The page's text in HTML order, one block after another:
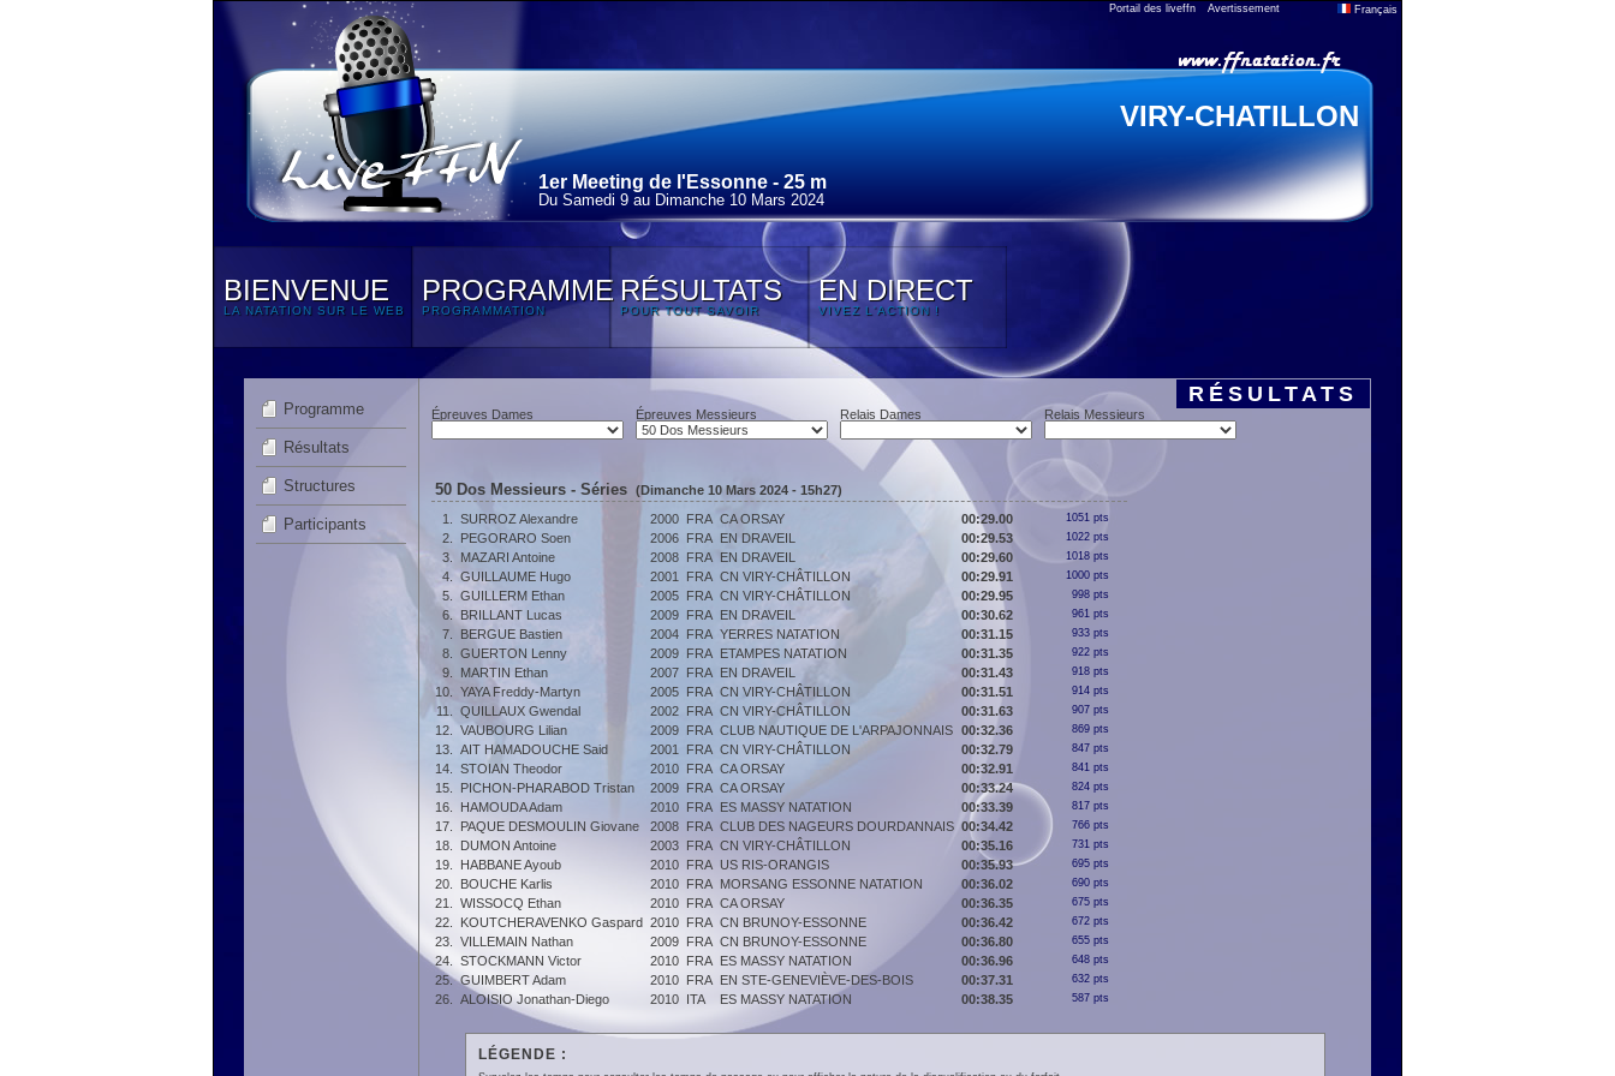
Portail des liveffn Avertissement Français
VIRY-CHATILLON
1er Meeting de l'Essonne - 25 m
Du Samedi 9 au Dimanche 10 Mars 2024
BIENVENUE
LA NATATION SUR LE WEB
PROGRAMME
PROGRAMMATION
RÉSULTATS
POUR TOUT SAVOIR
EN DIRECT
VIVEZ L'ACTION !
Programme
Résultats
Structures
Participants
RÉSULTATS
Épreuves Dames Épreuves Messieurs Relais Dames Relais Messieurs
50 Dos Messieurs - Séries (Dimanche 10 Mars 2024 - 15h27)
1.
SURROZ Alexandre 2000 FRA CA ORSAY 00:29.00 1051 pts
2. PEGORARO Soen 2006 FRA EN DRAVEIL 00:29.53 1022 pts
3. MAZARI Antoine 2008 FRA EN DRAVEIL 00:29.60 1018 pts
4. GUILLAUME Hugo 2001 FRA CN VIRY-CHÂTILLON 00:29.91 1000 pts
5. GUILLERM Ethan 2005 FRA CN VIRY-CHÂTILLON 00:29.95 998 pts
6. BRILLANT Lucas 2009 FRA EN DRAVEIL 00:30.62 961 pts
7. BERGUE Bastien 2004 FRA YERRES NATATION 00:31.15 933 pts
8. GUERTON Lenny 2009 FRA ETAMPES NATATION 00:31.35 922 pts
9. MARTIN Ethan 2007 FRA EN DRAVEIL 00:31.43 918 pts
10. YAYA Freddy-Martyn 2005 FRA CN VIRY-CHÂTILLON 00:31.51 914 pts
11. QUILLAUX Gwendal 2002 FRA CN VIRY-CHÂTILLON 00:31.63 907 pts
12. VAUBOURG Lilian 2009 FRA CLUB NAUTIQUE DE L'ARPAJONNAIS 00:32.36 869 pts
13. AIT HAMADOUCHE Said 2001 FRA CN VIRY-CHÂTILLON 00:32.79 847 pts
14. STOIAN Theodor 2010 FRA CA ORSAY 00:32.91 841 pts
15. PICHON-PHARABOD Tristan 2009 FRA CA ORSAY 00:33.24 824 pts
16. HAMOUDA Adam 2010 FRA ES MASSY NATATION 00:33.39 817 pts
17. PAQUE DESMOULIN Giovane 2008 FRA CLUB DES NAGEURS DOURDANNAIS 00:34.42 766 pts
18. DUMON Antoine 2003 FRA CN VIRY-CHÂTILLON 00:35.16 731 pts
19. HABBANE Ayoub 2010 FRA US RIS-ORANGIS 00:35.93 695 pts
20. BOUCHE Karlis 2010 FRA MORSANG ESSONNE NATATION 00:36.02 690 pts
21. WISSOCQ Ethan 2010 FRA CA ORSAY 00:36.35 675 pts
22. KOUTCHERAVENKO Gaspard 2010 FRA CN BRUNOY-ESSONNE 00:36.42 672 pts
23. VILLEMAIN Nathan 2009 FRA CN BRUNOY-ESSONNE 00:36.80 655 pts
24. STOCKMANN Victor 2010 FRA ES MASSY NATATION 00:36.96 648 pts
25. GUIMBERT Adam 2010 FRA EN STE-GENEVIÈVE-DES-BOIS 00:37.31 632 pts
26. ALOISIO Jonathan-Diego 2010 ITA ES MASSY NATATION 00:38.35 587 pts
LÉGENDE :